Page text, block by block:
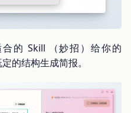
的 Skill （妙招）给你的
的结构生成简报。